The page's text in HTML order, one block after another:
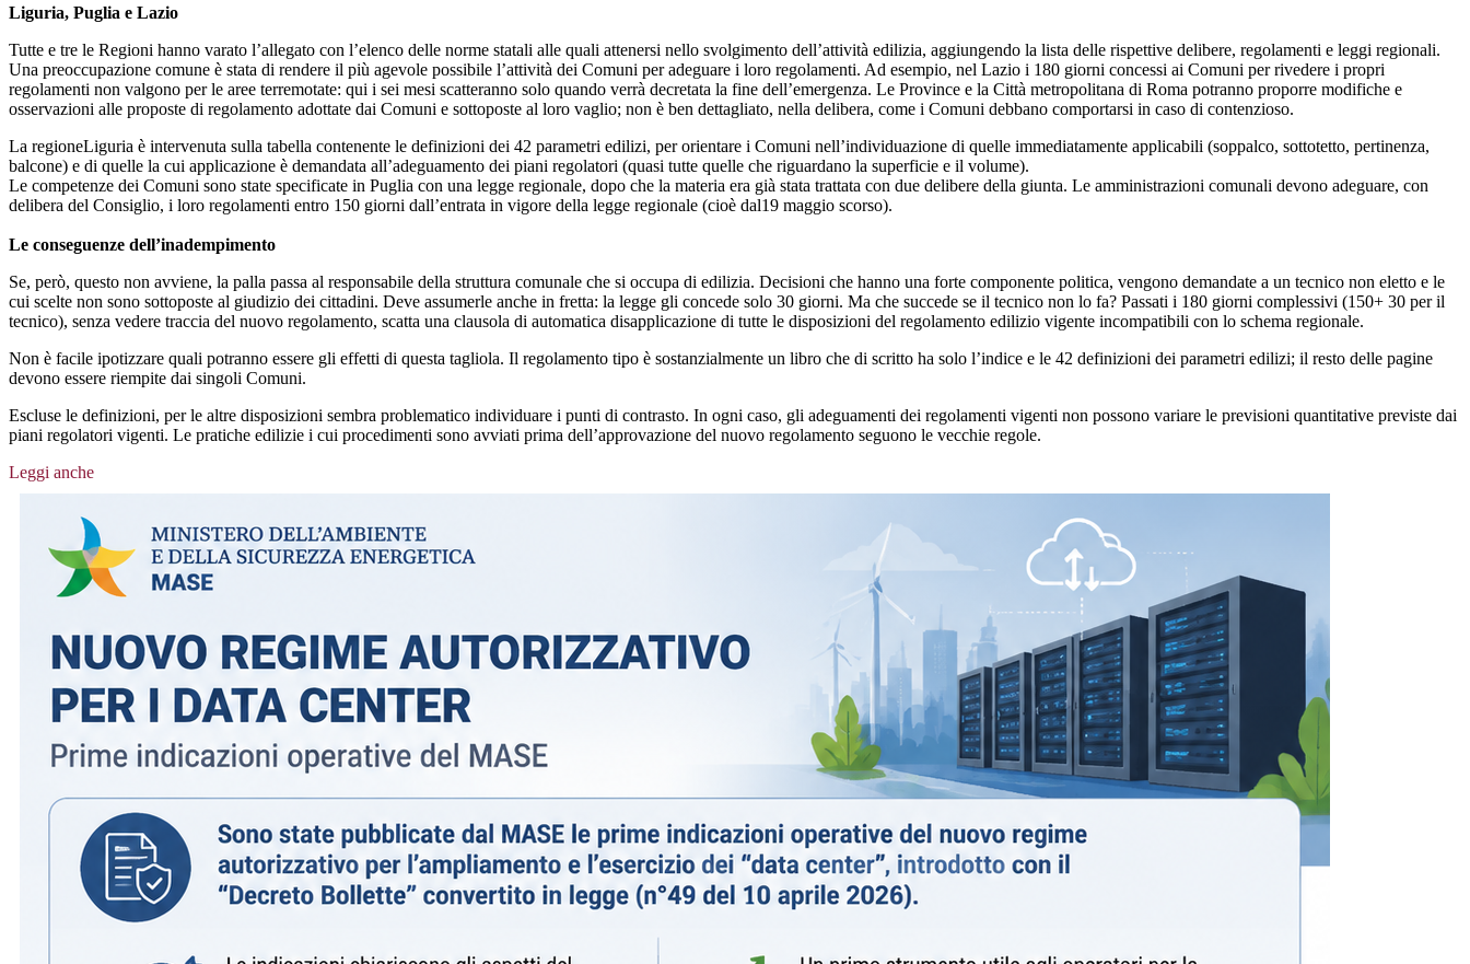
Liguria, Puglia e Lazio
Tutte e tre le Regioni hanno varato l’allegato con l’elenco delle norme statali alle quali attenersi nello svolgimento dell’attività edilizia, aggiungendo la lista delle rispettive delibere, regolamenti e leggi regionali.
Una preoccupazione comune è stata di rendere il più agevole possibile l’attività dei Comuni per adeguare i loro regolamenti. Ad esempio, nel Lazio i 180 giorni concessi ai Comuni per rivedere i propri
regolamenti non valgono per le aree terremotate: qui i sei mesi scatteranno solo quando verrà decretata la fine dell’emergenza. Le Province e la Città metropolitana di Roma potranno proporre modifiche e
osservazioni alle proposte di regolamento adottate dai Comuni e sottoposte al loro vaglio; non è ben dettagliato, nella delibera, come i Comuni debbano comportarsi in caso di contenzioso.
La regioneLiguria è intervenuta sulla tabella contenente le definizioni dei 42 parametri edilizi, per orientare i Comuni nell’individuazione di quelle immediatamente applicabili (soppalco, sottotetto, pertinenza,
balcone) e di quelle la cui applicazione è demandata all’adeguamento dei piani regolatori (quasi tutte quelle che riguardano la superficie e il volume).
Le competenze dei Comuni sono state specificate in Puglia con una legge regionale, dopo che la materia era già stata trattata con due delibere della giunta. Le amministrazioni comunali devono adeguare, con
delibera del Consiglio, i loro regolamenti entro 150 giorni dall’entrata in vigore della legge regionale (cioè dal19 maggio scorso).
Le conseguenze dell’inadempimento
Se, però, questo non avviene, la palla passa al responsabile della struttura comunale che si occupa di edilizia. Decisioni che hanno una forte componente politica, vengono demandate a un tecnico non eletto e le
cui scelte non sono sottoposte al giudizio dei cittadini. Deve assumerle anche in fretta: la legge gli concede solo 30 giorni. Ma che succede se il tecnico non lo fa? Passati i 180 giorni complessivi (150+ 30 per il
tecnico), senza vedere traccia del nuovo regolamento, scatta una clausola di automatica disapplicazione di tutte le disposizioni del regolamento edilizio vigente incompatibili con lo schema regionale.
Non è facile ipotizzare quali potranno essere gli effetti di questa tagliola. Il regolamento tipo è sostanzialmente un libro che di scritto ha solo l’indice e le 42 definizioni dei parametri edilizi; il resto delle pagine
devono essere riempite dai singoli Comuni.
Escluse le definizioni, per le altre disposizioni sembra problematico individuare i punti di contrasto. In ogni caso, gli adeguamenti dei regolamenti vigenti non possono variare le previsioni quantitative previste dai
piani regolatori vigenti. Le pratiche edilizie i cui procedimenti sono avviati prima dell’approvazione del nuovo regolamento seguono le vecchie regole.
Leggi anche